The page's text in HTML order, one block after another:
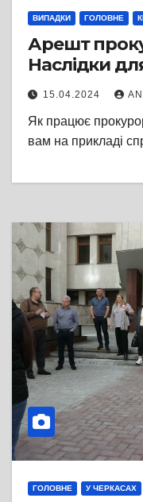
ВИПАДКИ ГОЛОВНЕ
Арешт
Наслідки
15.04.2024
Як працює
вам на прикладі
ГОЛОВНЕ У ЧЕРКАСАХ